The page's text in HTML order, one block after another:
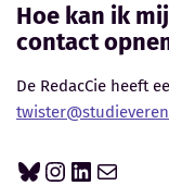
Hoe kan ik
contact
De RedacCie heeft